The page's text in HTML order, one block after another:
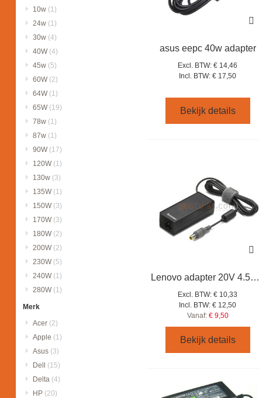
asus eepc 40w adapter
Excl. BTW: € 14,46
Incl. BTW: € 17,50
Bekijk details
Lenovo adapter 20V 4.5A 65W center-pin
Excl. BTW: € 10,33
Incl. BTW: € 12,50
Vanaf: € 9,50
Bekijk details
10w (1)
24w (1)
30w (4)
40W (4)
45w (5)
60W (2)
64W (1)
65W (19)
78w (1)
87w (1)
90W (17)
120W (1)
130w (3)
135W (1)
150W (3)
170W (3)
180W (2)
200W (2)
230W (5)
240W (1)
280W (1)
Merk
Acer (2)
Apple (1)
Asus (3)
Dell (15)
Delta (4)
HP (20)